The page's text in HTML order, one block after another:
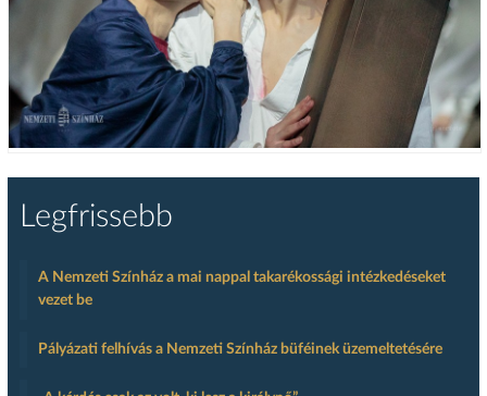
Legfrissebb
A Nemzeti Színház a mai nappal takarékossági intézkedéseket
vezet be
Pályázati felhívás a Nemzeti Színház büféinek üzemeltetésére